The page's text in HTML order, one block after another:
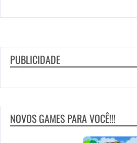
PUBLICIDADE
NOVOS GAMES PARA VOCÊ!!!